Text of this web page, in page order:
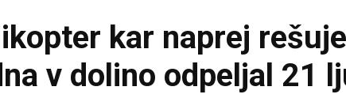
kar naprej
v dolino odpeljal 21